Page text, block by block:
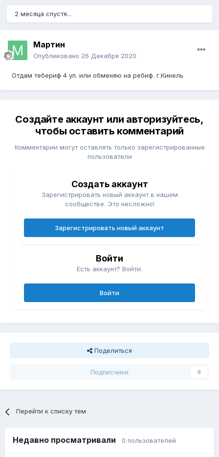
2 месяца спустя...
Мартин
Опубликовано 26 Декабря 2020
Отдам тебериф 4 уп. или обменяю на ребиф. г.Кинель
Создайте аккаунт или авторизуйтесь,
чтобы оставить комментарий
Комментарии могут оставлять только зарегистрированные
пользователи
Создать аккаунт
Зарегистрировать новый аккаунт в нашем
сообществе. Это несложно!
Зарегистрировать новый аккаунт
Войти
Есть аккаунт? Войти.
Войти
Поделиться
Подписчики 0
Перейти к списку тем
Недавно просматривали 0 пользователей